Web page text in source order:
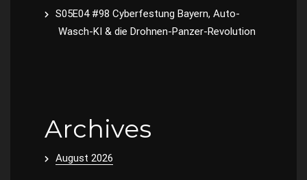
S05E04 #98 Cyberfestung Bayern, Auto-
Wasch-KI & die Drohnen-Panzer-Revolution
Archives
August 2026